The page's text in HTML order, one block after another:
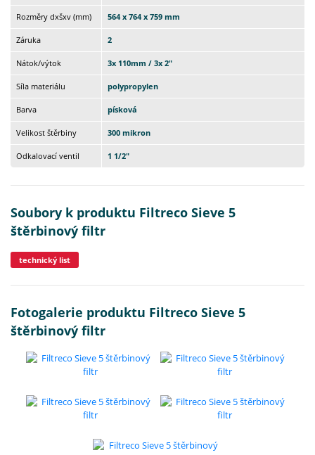
Rozměry dxšxv (mm) 564 x 764 x 759 mm
Záruka 2
Nátok/výtok 3x 110mm / 3x 2"
Síla materiálu polypropylen
Barva písková
Velikost štěrbiny 300 mikron
Odkalovací ventil 1 1/2"
Soubory k produktu Filtreco Sieve 5
štěrbinový filtr
technický list
Fotogalerie produktu Filtreco Sieve 5
štěrbinový filtr